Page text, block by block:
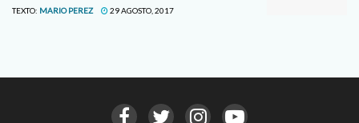
TEXTO: MARIO PEREZ 29 AGOSTO, 2017